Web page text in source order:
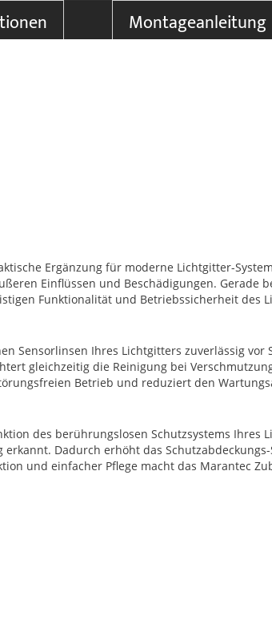
Montageanleitung
Ergänzung für moderne Lichtgitter-
Einflüssen und Beschädigungen. Gerade
Funktionalität und Betriebssicherheit des
Sensorlinsen Ihres Lichtgitters zuverlässig vor
gleichzeitig die Reinigung bei
Betrieb und reduziert den
des berührungslosen Schutzsystems Ihres
Dadurch erhöht das
und einfacher Pflege macht das Marantec